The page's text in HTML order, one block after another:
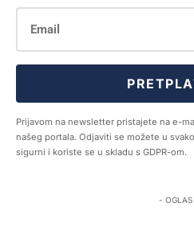
Prijavom na newsletter pristajete na e-
našeg portala. Odjaviti se možete u
sigurni i koriste se u skladu s GDPR-om.
-